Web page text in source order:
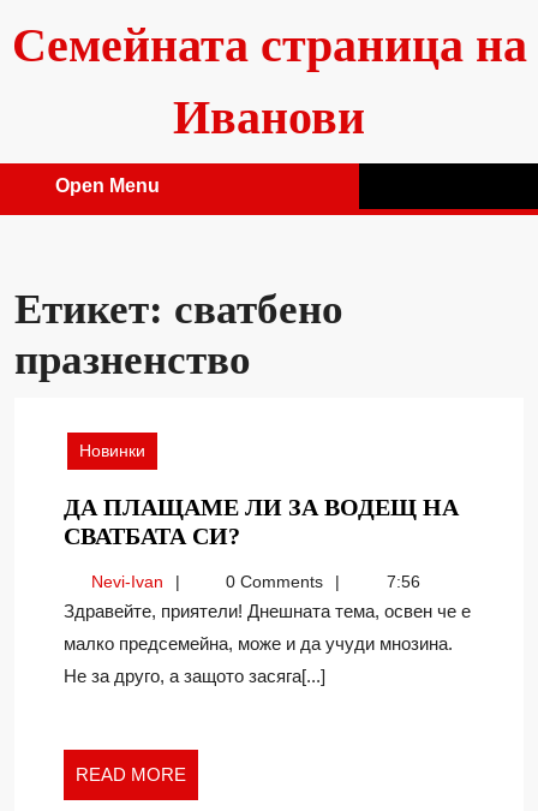
content
Семейната страница на
Иванови
Open Menu
Етикет: сватбено
празненство
Новинки
ДА ПЛАЩАМЕ ЛИ ЗА ВОДЕЩ НА
СВАТБАТА СИ?
ЛИ
ЗА
ВОДЕЩ
НА
Nevi-IvanNevi-
Ivan
0 Comments 7:56
Здравейте, приятели! Днешната тема, освен че е
малко предсемейна, може и да учуди мнозина.
Не за друго, а защото засяга[...]
READ MORE
MORE